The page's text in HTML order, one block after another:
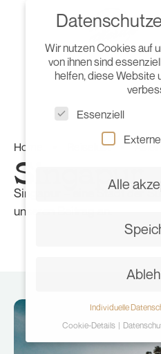
Home Reiselust • Asien
Singapur
Singapur – eine Stadt der
unseren Beitrag an.
Wir nutzen Cookies auf
von ihnen sind
helfen, diese Website
Essenziell
Alle
Individuelle
Cookie-Details